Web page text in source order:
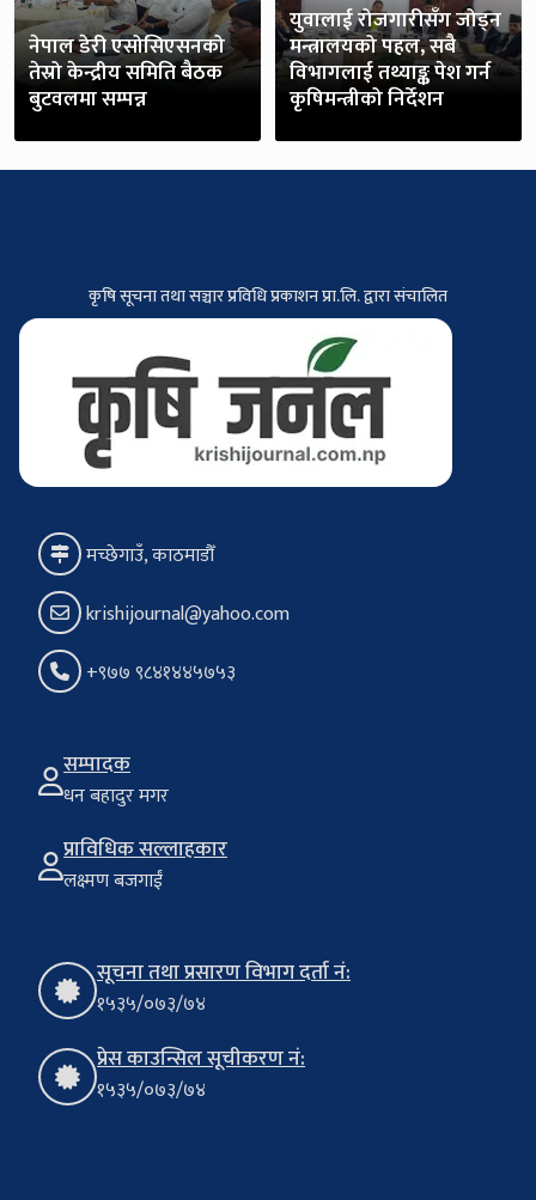
नेपाल डेरी एसोसिएसनको
तेस्रो केन्द्रीय समिति बैठक
बुटवलमा सम्पन्न
युवालाई रोजगारीसँग जोड्न
मन्त्रालयको पहल, सबै
विभागलाई तथ्याङ्क पेश गर्न
कृषिमन्त्रीको निर्देशन
कृषि सूचना तथा सञ्चार प्रविधि प्रकाशन प्रा.लि. द्वारा संचालित
मच्छेगाउँ, काठमाडौँ
krishijournal@yahoo.com
+९७७ ९८४१४४५७५३
सम्पादक
धन बहादुर मगर
प्राविधिक सल्लाहकार
लक्ष्मण बजगाईं
सूचना तथा प्रसारण विभाग दर्ता नं:
१५३५/०७३/७४
प्रेस काउन्सिल सूचीकरण नं:
१५३५/०७३/७४